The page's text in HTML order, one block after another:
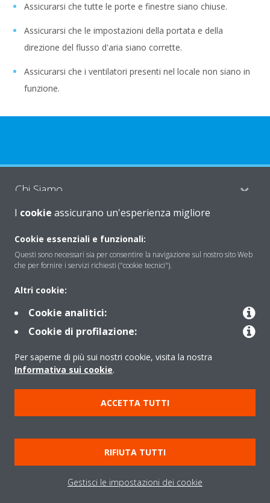
Assicurarsi che tutte le porte e finestre siano chiuse.
Assicurarsi che le impostazioni della portata e della
direzione del flusso d'aria siano corrette.
Assicurarsi che i ventilatori presenti nel locale non siano in
funzione.
Chi Siamo
Soluzioni
Periodo di supporto definito
Gruppo Daikin Europe
Copyright © Daikin
Cookies Policy
Policy sulla protezione dei dati
Termini di Garanzia
Regolamenti
Informativa Legale
Cerca Prodotto
Data Act
I cookie assicurano un'esperienza migliore
Cookie essenziali e funzionali:
Questi sono necessari sia per consentire la navigazione sul nostro sito Web
che per fornire i servizi richiesti ("cookie tecnici").
Altri cookie:
Cookie analitici:
Cookie di profilazione:
Per saperne di più sui nostri cookie, visita la nostra
Informativa sui cookie.
ACCETTA TUTTI
RIFIUTA TUTTI
Gestisci le impostazioni dei cookie